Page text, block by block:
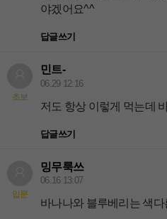
야겠어요^^
답글쓰기
초보
민트-
06.29 12:16
저도 항상 이렇게 먹는데
답글쓰기
입문
밍무룩쓰
06.16 13:07
바나나와 블루베리는 색